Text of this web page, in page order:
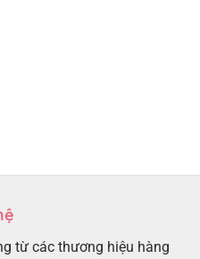
từ các thương hiệu hàng